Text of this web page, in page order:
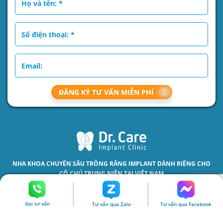
ĐĂNG KÝ TƯ VẤN MIỄN PHÍ
NHA KHOA CHUYÊN SÂU TRỒNG RĂNG IMPLANT DÀNH RIÊNG CHO
CÔ CHÚ TRUNG NIÊN TẠI VIỆT NAM
Địa chỉ phòng khám
Gọi tư vấn Tư vấn qua Zalo Tư vấn qua Facebook